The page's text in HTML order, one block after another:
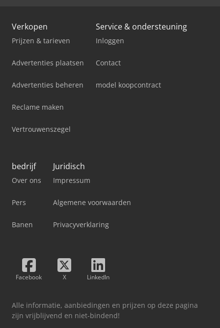
Verkopen
Prijzen & tarieven
Advertenties plaatsen
Advertenties beheren
Reclame maken
Vertrouwenszegel
Service & ondersteuning
Inloggen
Contact
model koopcontract
bedrijf
Over ons
Pers
Banen
Juridisch
Impressum
Algemene voorwaarden
Privacyverklaring
Facebook X LinkedIn
Alle informatie, aanbiedingen en prijzen op deze pagina
zijn vrijblijvend en niet-bindend!